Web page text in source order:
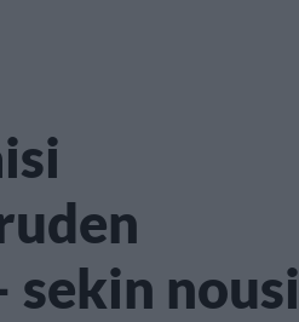
sekin nousi